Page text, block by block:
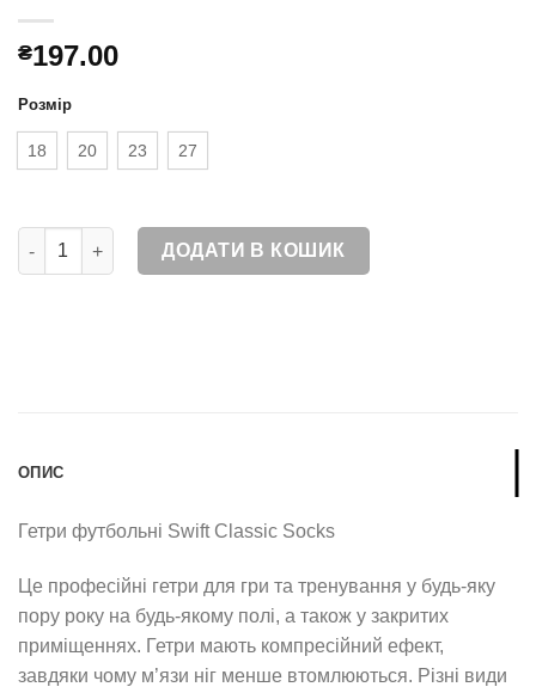
₴197.00
Розмір
18 20 23 27
Гетри футбольні Swift Classic Socks зебра чорно-
ДОДАТИ В КОШИК
ОПИС
Гетри футбольні Swift Classic Socks
Це професійні гетри для гри та тренування у будь-яку
пору року на будь-якому полі, а також у закритих
приміщеннях. Гетри мають компресійний ефект,
завдяки чому м’язи ніг менше втомлюються. Різні види